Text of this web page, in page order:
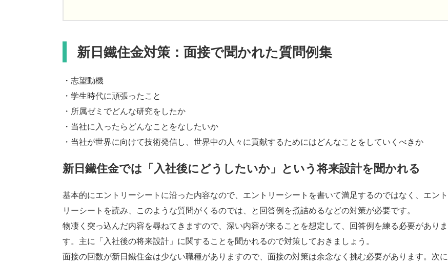
新日鐵住金対策：面接で聞かれた質問例集
・志望動機
・学生時代に頑張ったこと
・所属ゼミでどんな研究をしたか
・当社に入ったらどんなことをなしたいか
・当社が世界に向けて技術発信し、世界中の人々に貢献するためにはどんなことをしていくべきか
新日鐵住金では「入社後にどうしたいか」という将来設計を聞かれる
基本的にエントリーシートに沿った内容なので、エントリーシートを書いて満足するのではなく、エント
リーシートを読み、このような質問がくるのでは、と回答例を煮詰めるなどの対策が必要です。
物凄く突っ込んだ内容を尋ねてきますので、深い内容が来ることを想定して、回答例を練る必要がありま
す。主に「入社後の将来設計」に関することを聞かれるので対策しておきましょう。
面接の回数が新日鐵住金は少ない職種がありますので、面接の対策は余念なく挑む必要があります。次に